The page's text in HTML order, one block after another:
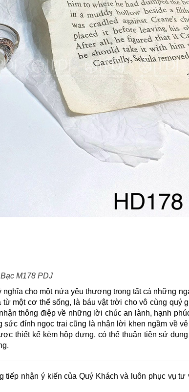
M178 PDJ
cho một nửa yêu thương trong tất cả những
một cơ thể sống, là báu vật trời cho vô cùng quý
thông điệp về những lời chúc an lành, hạnh
đính ngọc trai cũng là nhận lời khen ngầm về
thiết kế kèm hộp đựng, có thể thuận tiện sử
tiếp nhận ý kiến của Quý Khách và luôn phục vụ tư